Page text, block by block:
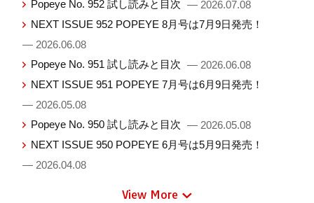
Popeye No. 952 試し読みと目次 — 2026.07.08
NEXT ISSUE 952 POPEYE 8月号は7月9日発売！
— 2026.06.08
Popeye No. 951 試し読みと目次 — 2026.06.08
NEXT ISSUE 951 POPEYE 7月号は6月9日発売！
— 2026.05.08
Popeye No. 950 試し読みと目次 — 2026.05.08
NEXT ISSUE 950 POPEYE 6月号は5月9日発売！
— 2026.04.08
View More